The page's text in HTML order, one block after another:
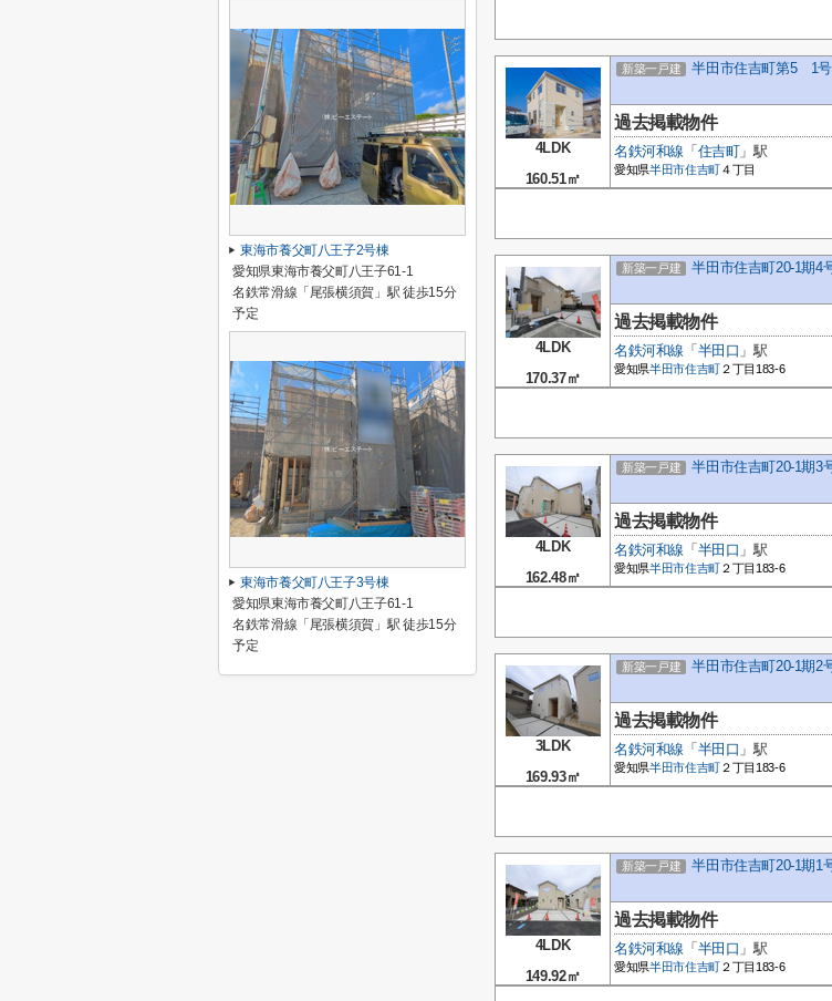
4LDK
160.51㎡
新築一戸建 半田市住吉町第5 1
過去掲載物件
名鉄河和線 「 住吉町」駅
愛知県半田市住吉町 ４丁目
4LDK
170.37㎡
新築一戸建 半田市住吉町20-1期4
過去掲載物件
名鉄河和線 「 半田口 」駅
愛知県半田市住吉町 ２丁目183-6
4LDK
162.48㎡
新築一戸建 半田市住吉町20-1期3
過去掲載物件
名鉄河和線 「 半田口 」駅
愛知県半田市住吉町 ２丁目183-6
3LDK
169.93㎡
新築一戸建 半田市住吉町20-1期2
過去掲載物件
名鉄河和線 「 半田口 」駅
愛知県半田市住吉町 ２丁目183-6
4LDK
149.92㎡
新築一戸建 半田市住吉町20-1期1
過去掲載物件
名鉄河和線 「 半田口 」駅
愛知県半田市住吉町 ２丁目183-6
東海市養父町八王子2号棟
愛知県東海市養父町八王子61-1
名鉄常滑線「尾張横須賀」駅 徒歩15分
予定
東海市養父町八王子3号棟
愛知県東海市養父町八王子61-1
名鉄常滑線「尾張横須賀」駅 徒歩15分
予定